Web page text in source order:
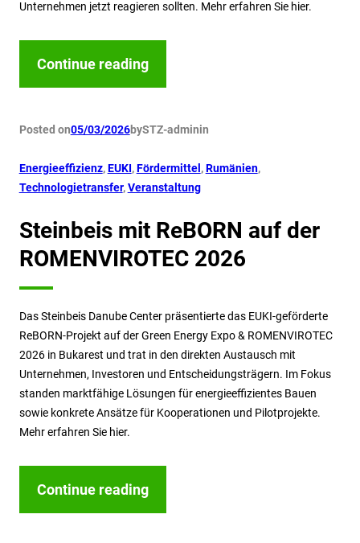
Unternehmen jetzt reagieren sollten. Mehr erfahren Sie hier.
Continue reading
Posted on05/03/2026bySTZ-adminin
Energieeffizienz, EUKI, Fördermittel , Rumänien,
Technologietransfer, Veranstaltung
Steinbeis mit ReBORN auf der
ROMENVIROTEC 2026
Das Steinbeis Danube Center präsentierte das EUKI-geförderte
ReBORN-Projekt auf der Green Energy Expo & ROMENVIROTEC
2026 in Bukarest und trat in den direkten Austausch mit
Unternehmen, Investoren und Entscheidungsträgern. Im Fokus
standen marktfähige Lösungen für energieeffizientes Bauen
sowie konkrete Ansätze für Kooperationen und Pilotprojekte.
Mehr erfahren Sie hier.
Continue reading